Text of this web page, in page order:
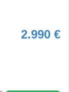
2.990 €